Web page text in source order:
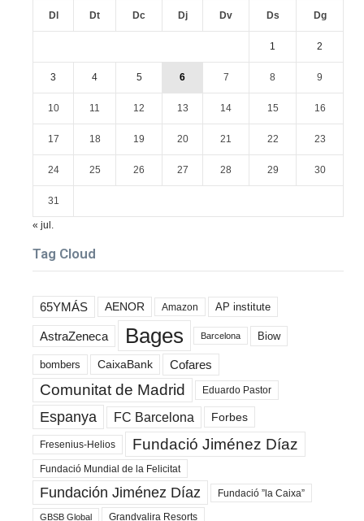
Dl Dt Dc Dj Dv Ds Dg
1 2
3 4 5 6 7 8 9
10 11 12 13 14 15 16
17 18 19 20 21 22 23
24 25 26 27 28 29 30
31
« jul.
Tag Cloud
65YMÁS AENOR Amazon AP institute
AstraZeneca Bages Barcelona Biow
bombers CaixaBank Cofares
Comunitat de Madrid Eduardo Pastor
Espanya FC Barcelona Forbes
Fresenius-Helios Fundació Jiménez Díaz
Fundació Mundial de la Felicitat
Fundación Jiménez Díaz Fundació ”la Caixa”
GBSB Global Grandvalira Resorts